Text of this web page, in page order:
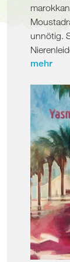
unnötig.
mehr